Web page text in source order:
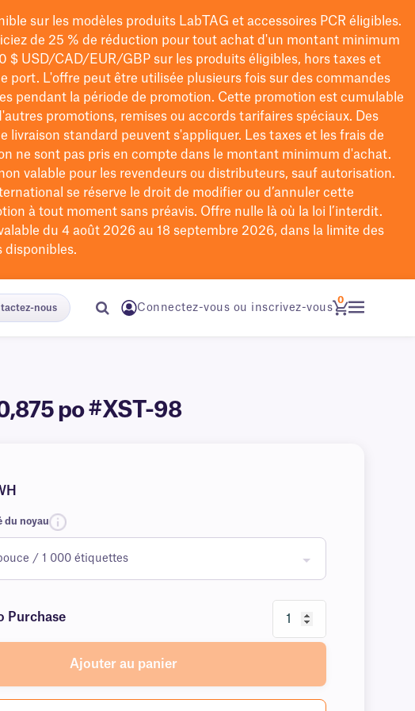
sur les modèles produits LabTAG et accessoires PCR éligibles.
de 25 % de réduction pour tout achat d'un montant minimum
$USD/CAD/EUR/GBPsur les produits éligibles, hors taxes et
port. L'offre peut être utilisée plusieurs fois sur des commandes
pendant la période de promotion. Cette promotion est cumulable
promotions, remises ou accords tarifaires spéciaux. Des
livraison standard peuvent s'appliquer. Les taxes et les frais de
ne sont pas pris en compte dans le montant minimum d'achat.
valable pour les revendeurs ou distributeurs, sauf autorisation.
se réserve le droit de modifierou d’annuler cette
à tout moment sans préavis. Offre nulle là où la loi l’interdit.
du 4 août 2026 au 18 septembre 2026, dans la limite des
disponibles.
nous Connectez-vous ou inscrivez-vous
0
po #XST-98
du noyau
Purchase
Ajouter au panier